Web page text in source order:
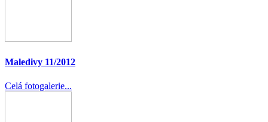
Maledivy 11/2012
Celá fotogalerie...